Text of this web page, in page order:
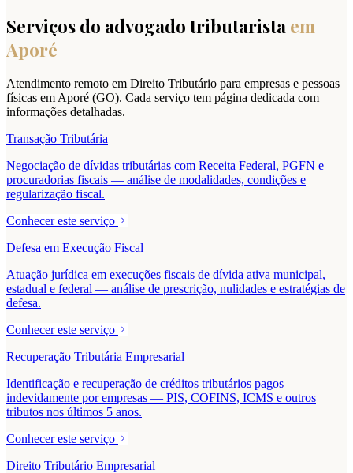
Serviços do advogado tributarista em
Aporé
Atendimento remoto em Direito Tributário para empresas e pessoas
físicas em Aporé (GO). Cada serviço tem página dedicada com
informações detalhadas.
Transação Tributária
Negociação de dívidas tributárias com Receita Federal, PGFN e
procuradorias fiscais — análise de modalidades, condições e
regularização fiscal.
Conhecer este serviço
Defesa em Execução Fiscal
Atuação jurídica em execuções fiscais de dívida ativa municipal,
estadual e federal — análise de prescrição, nulidades e estratégias de
defesa.
Conhecer este serviço
Recuperação Tributária Empresarial
Identificação e recuperação de créditos tributários pagos
indevidamente por empresas — PIS, COFINS, ICMS e outros
tributos nos últimos 5 anos.
Conhecer este serviço
Direito Tributário Empresarial